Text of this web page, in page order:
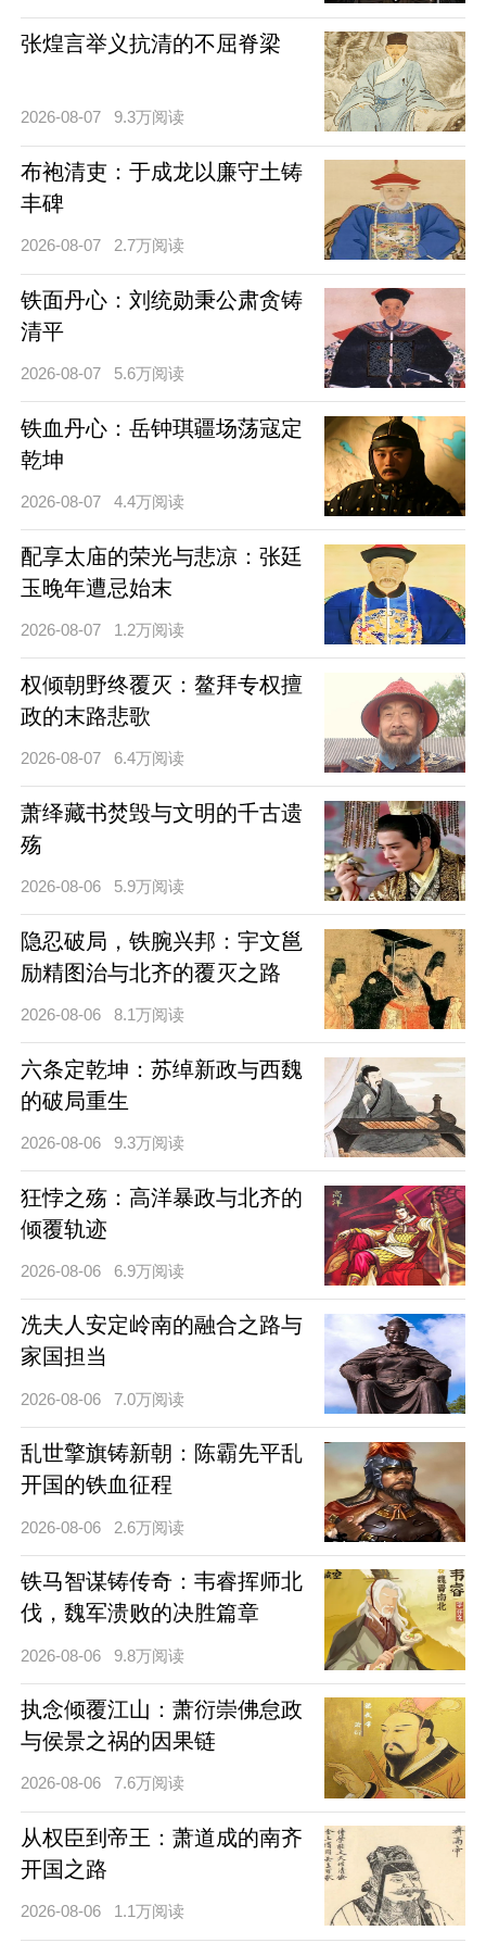
张煌言举义抗清的不屈脊梁
2026-08-07 9.3万阅读
布袍清吏：于成龙以廉守土铸
丰碑
2026-08-07 2.7万阅读
铁面丹心：刘统勋秉公肃贪铸
清平
2026-08-07 5.6万阅读
铁血丹心：岳钟琪疆场荡寇定
乾坤
2026-08-07 4.4万阅读
配享太庙的荣光与悲凉：张廷
玉晚年遭忌始末
2026-08-07 1.2万阅读
权倾朝野终覆灭：鳌拜专权擅
政的末路悲歌
2026-08-07 6.4万阅读
萧绎藏书焚毁与文明的千古遗
殇
2026-08-06 5.9万阅读
隐忍破局，铁腕兴邦：宇文邕
励精图治与北齐的覆灭之路
2026-08-06 8.1万阅读
六条定乾坤：苏绰新政与西魏
的破局重生
2026-08-06 9.3万阅读
狂悖之殇：高洋暴政与北齐的
倾覆轨迹
2026-08-06 6.9万阅读
冼夫人安定岭南的融合之路与
家国担当
2026-08-06 7.0万阅读
乱世擎旗铸新朝：陈霸先平乱
开国的铁血征程
2026-08-06 2.6万阅读
铁马智谋铸传奇：韦睿挥师北
伐，魏军溃败的决胜篇章
2026-08-06 9.8万阅读
执念倾覆江山：萧衍崇佛怠政
与侯景之祸的因果链
2026-08-06 7.6万阅读
从权臣到帝王：萧道成的南齐
开国之路
2026-08-06 1.1万阅读